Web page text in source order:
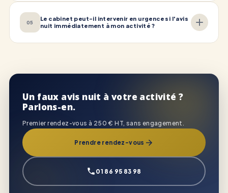
05
Le cabinet peut-il intervenir en urgence si l'avis
nuit immédiatement à mon activité ?
Un faux avis nuit à votre activité ?
Parlons-en.
Premier rendez-vous à 250 € HT, sans engagement.
Prendre rendez-vous
01 86 95 83 98